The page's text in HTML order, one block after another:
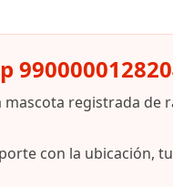
registrada de
con la ubicación,